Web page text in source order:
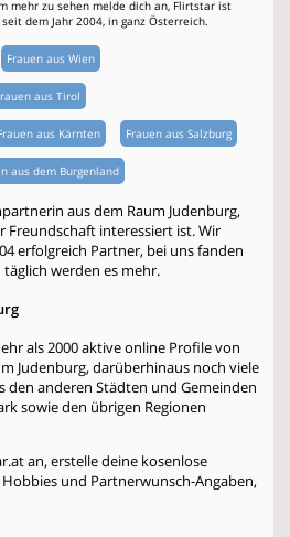
mehr zu sehen melde dich an, Flirtstar ist
dem Jahr 2004, in ganz Österreich.
Frauen aus Wien
aus Tirol
aus Kärnten Frauen aus Salzburg
aus dem Burgenland
aus dem Raum Judenburg,
Freundschaft interessiert ist. Wir
erfolgreich Partner, bei uns fanden
werden es mehr.
als 2000 aktive online Profile von
Judenburg, darüberhinaus noch viele
den anderen Städten und Gemeinden
sowie den übrigen Regionen
an, erstelle deine kosenlose
und Partnerwunsch-Angaben,